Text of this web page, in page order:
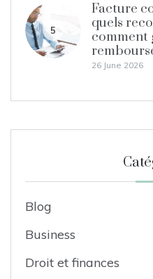
5
Facture
quels
comment
26 June 2026
Blog
Business
Droit et finances